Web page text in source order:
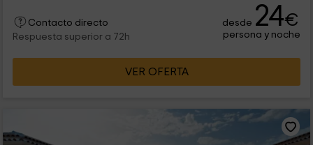
Contacto directo
Respuesta superior a 72h
desde 24€
persona y noche
VER OFERTA